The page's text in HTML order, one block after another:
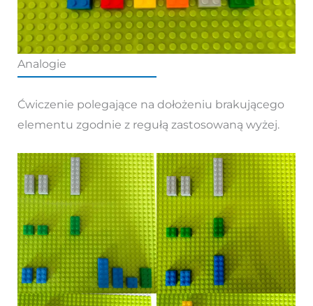
Analogie
Ćwiczenie polegające na dołożeniu brakującego
elementu zgodnie z regułą zastosowaną wyżej.